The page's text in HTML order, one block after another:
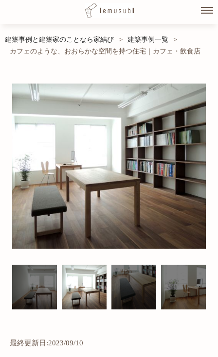
to
content
建築事例と建築家のことなら家結び > 建築事例一覧
>
カフェのような、おおらかな空間を持つ住宅｜カフェ・飲食店
最終更新日:2023/09/10